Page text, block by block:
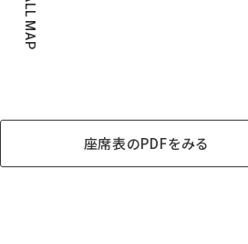
HALL MAP
座席表のPDFをみる